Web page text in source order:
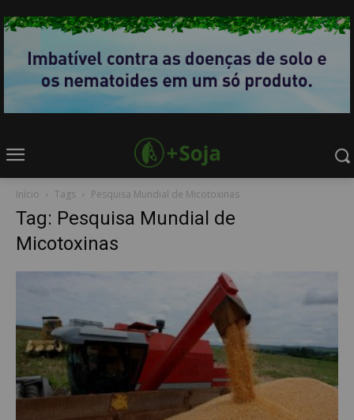
Início Tags Pesquisa Mundial de Micotoxinas
Tag: Pesquisa Mundial de
Micotoxinas